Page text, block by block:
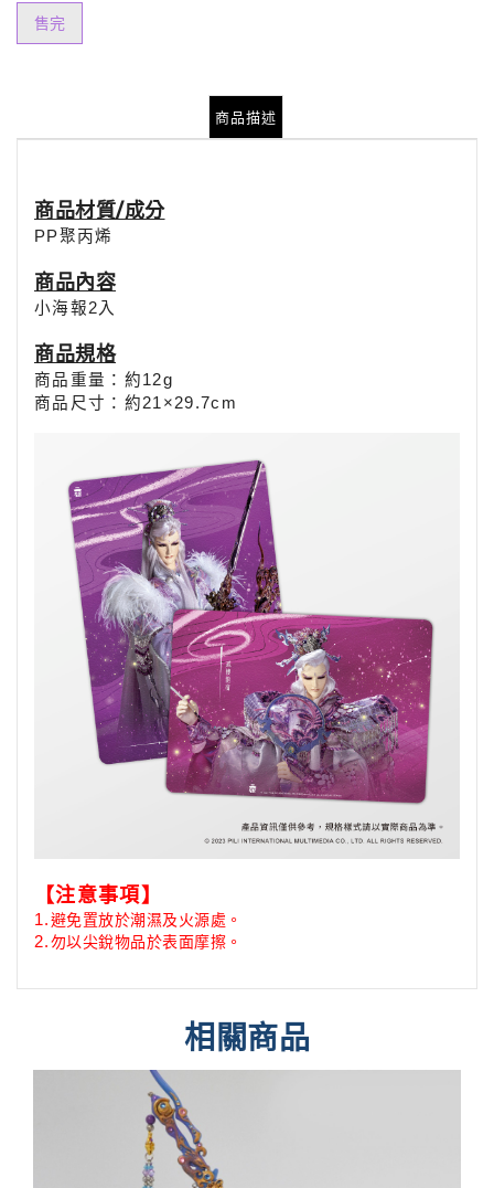
售完
商品描述
商品材質/成分
PP聚丙烯
商品內容
小海報2入
商品規格
商品重量：約12g
商品尺寸： 約21×29.7cm
【注意事項】
1.避免置放於潮濕及火源處。
2.勿以尖銳物品於表面摩擦。
相關商品